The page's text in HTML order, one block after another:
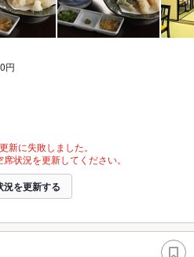
円
新に失敗しました。
状況を更新してください。
況を更新する